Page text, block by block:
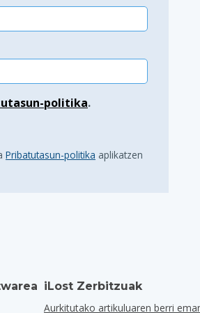
politika.
Pribatutasun-politika aplikatzen
iLost Zerbitzuak
Aurkitutako artikuluaren berri